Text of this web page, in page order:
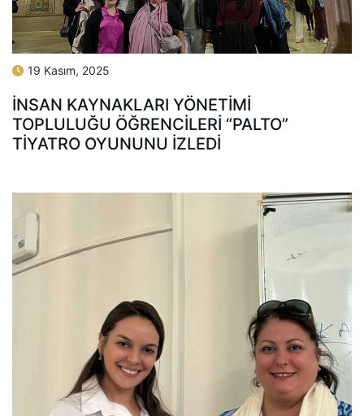
19 Kasım, 2025
İNSAN KAYNAKLARI YÖNETIMI
TOPLULUĞU ÖĞRENCILERI “PALTO”
TIYATRO OYUNUNU İZLEDI